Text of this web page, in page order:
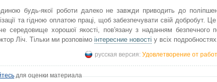
будь-якої роботи далеко не завжди приводить до
та гідною оплатою праці, щоб забезпечувати свій добробут.
середовище хорошої якості, пов'язану з наданням безпечного
Ліч. Тільки ми розповімо інтересние новості у всіх подробностях.
русская версия: Удовлетворение от
для оценки материала